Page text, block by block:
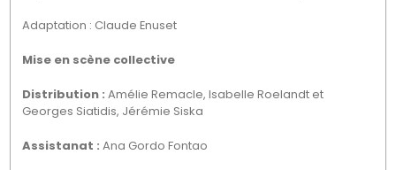
Adaptation : Claude Enuset
Mise en scène collective
Distribution : Amélie Remacle, Isabelle Roelandt et
Georges Siatidis, Jérémie Siska
Assistanat : Ana Gordo Fontao